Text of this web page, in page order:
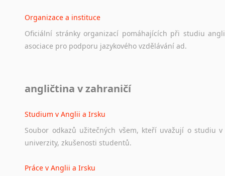
Organizace a instituce
Oficiální stránky organizací pomáhajících při studiu
asociace pro podporu jazykového vzdělávání ad.
Ať už se jedná o česká diskusní
angličtina v zahraničí
Studium v Anglii a Irsku
Soubor odkazů užitečných všem, kteří uvažují o studiu v
univerzity, zkušenosti studentů.
Práce v Anglii a Irsku